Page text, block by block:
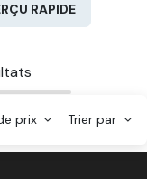
RAPIDE
prix Trier par